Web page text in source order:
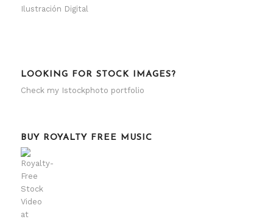
Ilustración Digital
LOOKING FOR STOCK IMAGES?
Check my Istockphoto portfolio
BUY ROYALTY FREE MUSIC